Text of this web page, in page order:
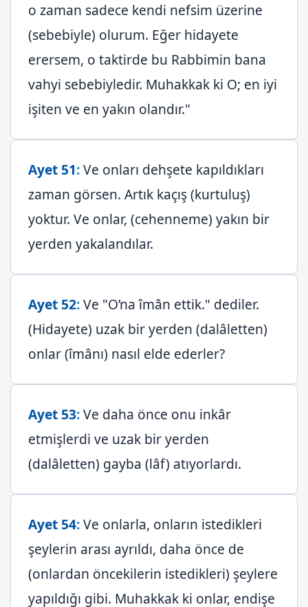
o zaman sadece kendi nefsim üzerine
(sebebiyle) olurum. Eğer hidayete
erersem, o taktirde bu Rabbimin bana
vahyi sebebiyledir. Muhakkak ki O; en iyi
işiten ve en yakın olandır."
Ayet 51:Ve onları dehşete kapıldıkları
zaman görsen. Artık kaçış (kurtuluş)
yoktur. Ve onlar, (cehenneme) yakın bir
yerden yakalandılar.
Ayet 52:Ve "O’na îmân ettik." dediler.
(Hidayete) uzak bir yerden (dalâletten)
onlar (îmânı) nasıl elde ederler?
Ayet 53:Ve daha önce onu inkâr
etmişlerdi ve uzak bir yerden
(dalâletten) gayba (lâf) atıyorlardı.
Ayet 54:Ve onlarla, onların istedikleri
şeylerin arası ayrıldı, daha önce de
(onlardan öncekilerin istedikleri) şeylere
yapıldığı gibi. Muhakkak ki onlar, endişe